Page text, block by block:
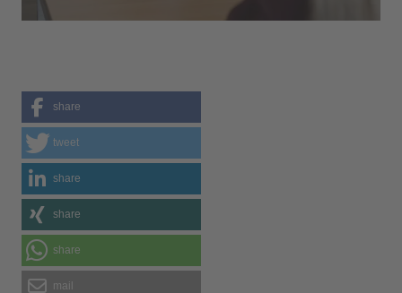
share
tweet
share
share
share
mail